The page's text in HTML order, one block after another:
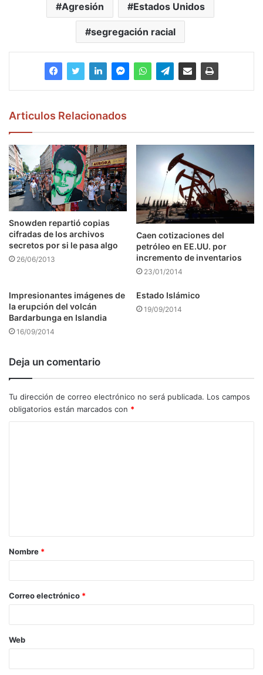
Agresión Estados Unidos
segregación racial
Articulos Relacionados
Snowden repartió copias
cifradas de los archivos
secretos por si le pasa algo
26/06/2013
Caen cotizaciones del
petróleo en EE.UU. por
incremento de inventarios
23/01/2014
Impresionantes imágenes de
la erupción del volcán
Bardarbunga en Islandia
16/09/2014
Estado Islámico
19/09/2014
Deja un comentario
Tu dirección de correo electrónico no será publicada. Los campos
obligatorios están marcados con *
a
r
*
Nombre *
Correo electrónico *
Web